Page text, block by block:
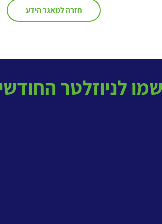
חזרה למאגר הידע